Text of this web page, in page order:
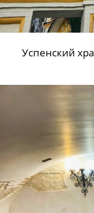
Успенский